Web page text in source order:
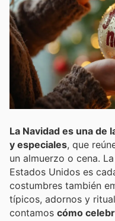
La Navidad es una de
y especiales, que
un almuerzo o cena.
Estados Unidos es
costumbres también
típicos, adornos y
contamos cómo